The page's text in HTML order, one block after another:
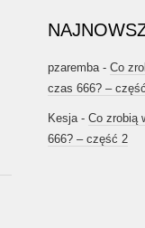
pzaremba- Co
czas 666? –
Kesja- Co zrobią
666? – część 2